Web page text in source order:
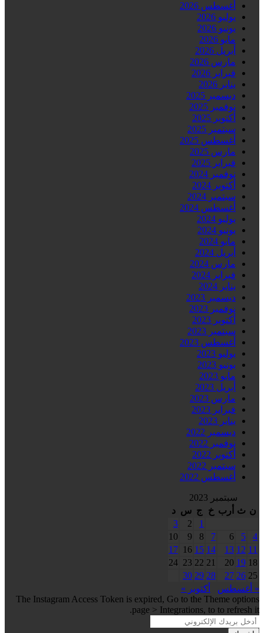
أغسطس 2026
يوليو 2026
يونيو 2026
مايو 2026
أبريل 2026
مارس 2026
فبراير 2026
يناير 2026
ديسمبر 2025
نوفمبر 2025
أكتوبر 2025
سبتمبر 2025
أغسطس 2025
مارس 2025
فبراير 2025
نوفمبر 2024
أكتوبر 2024
سبتمبر 2024
أغسطس 2024
يوليو 2024
يونيو 2024
مايو 2024
أبريل 2024
مارس 2024
فبراير 2024
يناير 2024
ديسمبر 2023
نوفمبر 2023
أكتوبر 2023
سبتمبر 2023
أغسطس 2023
يوليو 2023
يونيو 2023
مايو 2023
أبريل 2023
مارس 2023
فبراير 2023
يناير 2023
ديسمبر 2022
نوفمبر 2022
أكتوبر 2022
سبتمبر 2022
أغسطس 2022
سبتمبر 2023
ن ث أرب خ ج س د
1
2
3
4
5
6
7
8
9
10
11
12
13
14
15
16
17
18
19
20
21
22
23
24
25
26
27
28
29
30
« أغسطس
أكتوبر »
The Instagram Access Token is expired, Go to the Theme options
page > Integrations, to to refresh it.
أدخل